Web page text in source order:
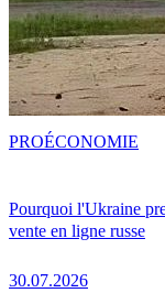
Pourquoi l'Ukraine
vente en ligne russe
30.07.2026
PROÉCONOMIE